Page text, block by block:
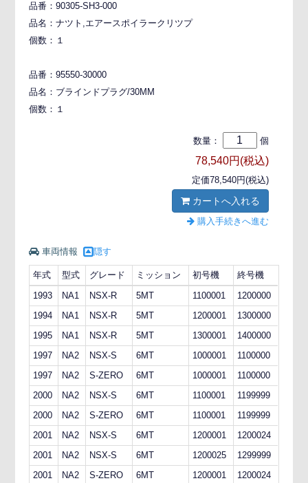
品番：90305-SH3-000
品名：ナツト,エアースポイラークリツプ
個数：１
品番：95550-30000
品名：ブラインドプラグ/30MM
個数：１
数量： 個
78,540円(税込)
定価78,540円(税込)
カートへ入れる
購入手続きへ進む
車両情報 隠す
年式 型式 グレード ミッション 初号機
終号機
1993
NA1 NSX-R 5MT 1100001
1200000
1994
NA1 NSX-R 5MT 1200001
1300000
1995
NA1 NSX-R 5MT 1300001
1400000
1997
NA2 NSX-S 6MT 1000001
1100000
1997
NA2 S-ZERO 6MT 1000001
1100000
2000
NA2 NSX-S 6MT 1100001
1199999
2000
NA2 S-ZERO 6MT 1100001
1199999
2001
NA2 NSX-S 6MT 1200001
1200024
2001
NA2 NSX-S 6MT 1200025
1299999
2001
NA2 S-ZERO 6MT 1200001
1200024